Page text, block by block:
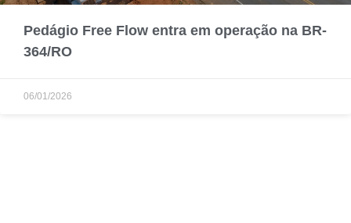
Pedágio Free Flow entra em operação na BR-
364/RO
06/01/2026